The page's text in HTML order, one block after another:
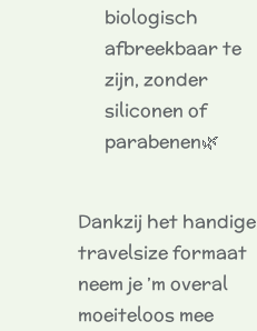
biologisch
afbreekbaar te
zijn, zonder
siliconen of
parabenen🌿
Dankzij het handige
travelsize formaat
neem je ’m overal
moeiteloos mee